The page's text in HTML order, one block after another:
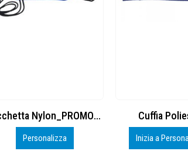
Cuffia Poliestere
Inizia a Personalizzare
BS600 –